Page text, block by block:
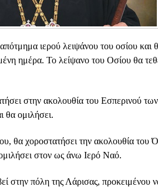
απότμημα ιερού λειψάνου του οσίου
ημέρα. Το λείψανο του Οσίου θα
στην ακολουθία του Εσπερινού
θα ομιλήσει.
, θα χοροστατήσει την ακολουθία του
στον ως άνω Ιερό Ναό.
στην πόλη της Λάρισας, προκειμένου